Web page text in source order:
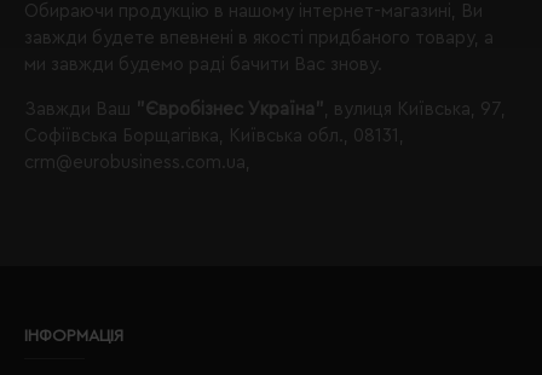
Обираючи продукцію в нашому інтернет-магазині, Ви
завжди будете впевнені в якості придбаного товару, а
ми завжди будемо раді бачити Вас знову.
Завжди Ваш "Євробізнес Україна"
, вулиця Київська, 97,
Софіївська Борщагівка, Київська обл., 08131,
crm@eurobusiness.com.ua,
ІНФОРМАЦІЯ